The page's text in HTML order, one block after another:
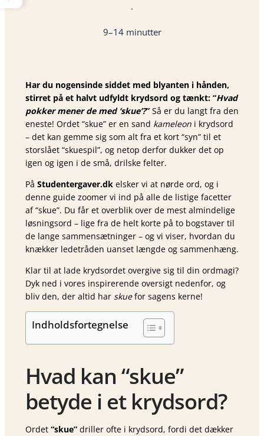
•
9–14 minutter
Har du nogensinde siddet med blyanten i hånden,
stirret på et halvt udfyldt krydsord og tænkt: “Hvad
pokker mener de med ‘skue’?” Så er du langt fra den
eneste! Ordet “skue” er en sand kameleon i krydsord
– det kan gemme sig som alt fra et kort “syn” til et
storslået “skuespil”, og netop derfor dukker det op
igen og igen i de små, drilske felter.
På Studentergaver.dk elsker vi at nørde ord, og i
denne guide zoomer vi ind på alle de listige facetter
af “skue”. Du får et overblik over de mest almindelige
løsningsord – lige fra de helt korte på to bogstaver til
de lange sammensætninger – og vi viser, hvordan du
knækker ledetråden uanset længde og sammenhæng.
Klar til at lade krydsordet overgive sig til din ordmagi?
Dyk ned i vores inspirerende oversigt nedenfor, og
bliv den, der altid har skuefor sagens kerne!
Indholdsfortegnelse
Hvad kan “skue”
betyde i et krydsord?
Ordet “skue” driller ofte i krydsord, fordi det dækker